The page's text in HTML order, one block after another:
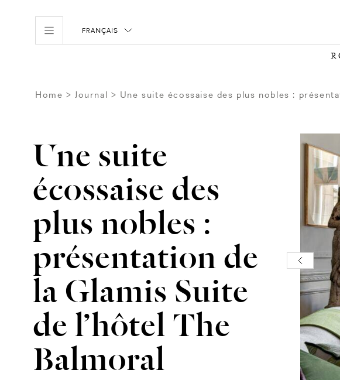
FRANÇAIS
Home Journal Une suite écossaise des plus nobles :
Une suite
écossaise des
plus nobles :
présentation de
la Glamis Suite
de l’hôtel The
Balmoral